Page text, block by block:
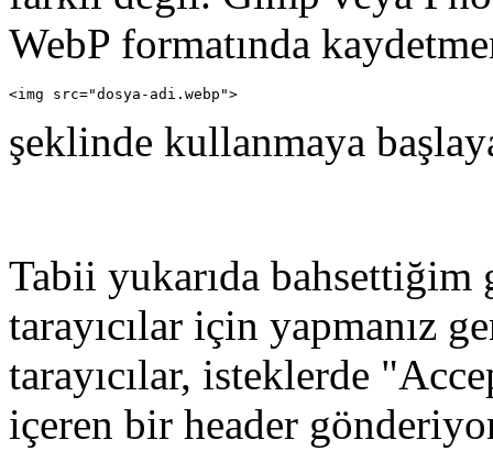
WebP formatında
<img src="dosya-adi.webp">
şeklinde kullanmaya
Tabii yukarıda bahsettiğim
tarayıcılar için yapmanız
tarayıcılar, isteklerde
içeren bir header